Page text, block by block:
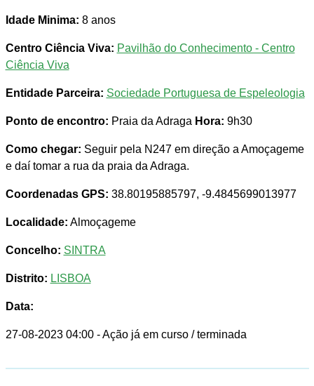
Idade Minima: 8 anos
Centro Ciência Viva: Pavilhão do Conhecimento - Centro
Ciência Viva
Entidade Parceira: Sociedade Portuguesa de Espeleologia
Ponto de encontro: Praia da Adraga Hora: 9h30
Como chegar: Seguir pela N247 em direção a Amoçageme
e daí tomar a rua da praia da Adraga.
Coordenadas GPS: 38.80195885797, -9.4845699013977
Localidade: Almoçageme
Concelho: SINTRA
Distrito: LISBOA
Data:
27-08-2023 04:00 - Ação já em curso / terminada